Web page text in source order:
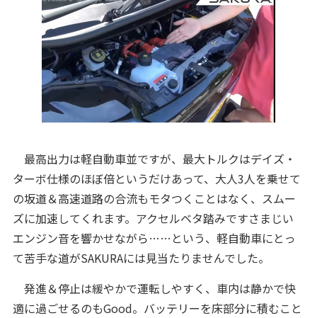
最高出力は軽自動車並ですが、最大トルクはデイズ・
ターボ仕様のほぼ倍というだけあって、大人3人を乗せて
の坂道＆高速道路の合流もモタつくことはなく、スムー
ズに加速してくれます。アクセルベタ踏みですさまじい
エンジン音を響かせながら……という、軽自動車にとっ
て苦手な道がSAKURAには見当たりませんでした。
発進＆停止は緩やかで運転しやすく、車内は静かで快
適に過ごせるのもGood。バッテリーを床部分に積むこと